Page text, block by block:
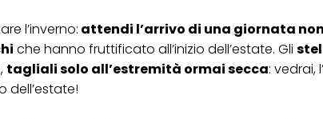
l’inverno: attendi l’arrivo di una giornata
che hanno fruttificato all’inizio dell’estate. Gli
tagliali solo all’estremità ormai secca: vedrai,
dell’estate!